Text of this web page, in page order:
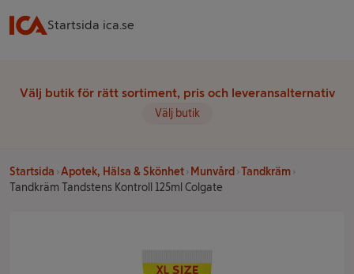
Startsida ica.se
Välj butik för rätt sortiment, pris och leveransalternativ
Välj butik
Startsida Apotek, Hälsa & Skönhet Munvård Tandkräm
Tandkräm Tandstens Kontroll 125ml Colgate